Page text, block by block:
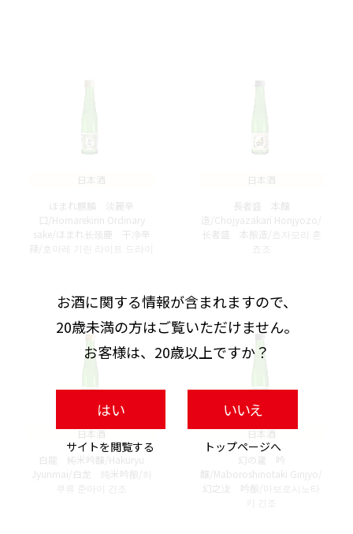
日本酒
ほまれ麒麟 淡麗辛
口/Homarekirin Ordinary
sake/ほまれ长颈鹿 干净辛
辣/호마레 기린 라이트 드라이
日本酒
長者盛 本醸
造/Chojyazakari Honjyozo/
长者盛 本酿造/쵸자모리 혼
日本酒
白龍 純米吟醸/Hakuryu
Jyunmai/白龙 纯米吟酿/하
쿠류 준마이 긴조
日本酒
幻の瀧 吟
醸/Maboroshinotaki Ginjyo/
幻之泷 吟酿/마보로시노타
お酒に関する情報が含まれますので、
20歳未満の方はご覧いただけません。
お客様は、20歳以上ですか？
はい
サイトを閲覧する
いいえ
トップページへ